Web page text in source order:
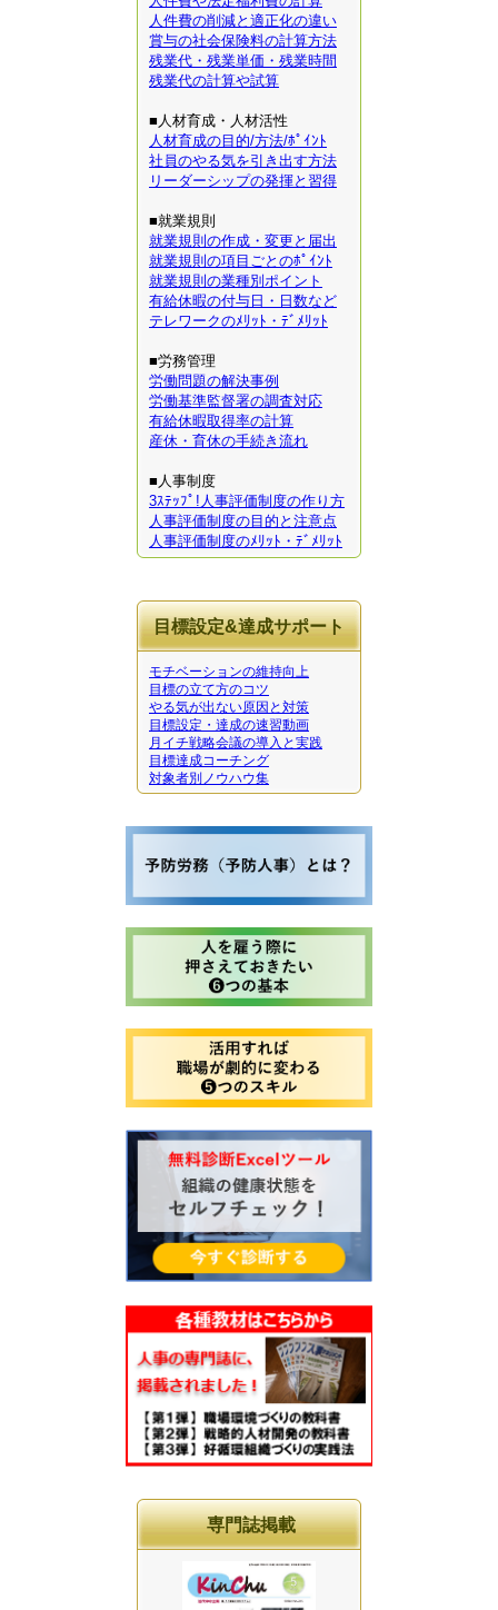
人件費の削減と適正化の違い
賞与の社会保険料の計算方法
残業代・残業単価・残業時間
残業代の計算や試算
■人材育成・人材活性
人材育成の目的/方法/ﾎﾟｲﾝﾄ
社員のやる気を引き出す方法
リーダーシップの発揮と習得
■就業規則
就業規則の作成・変更と届出
就業規則の項目ごとのﾎﾟｲﾝﾄ
就業規則の業種別ポイント
有給休暇の付与日・日数など
テレワークのﾒﾘｯﾄ・ﾃﾞﾒﾘｯﾄ
■労務管理
労働問題の解決事例
労働基準監督署の調査対応
有給休暇取得率の計算
産休・育休の手続き流れ
■人事制度
3ｽﾃｯﾌﾟ!人事評価制度の作り方
人事評価制度の目的と注意点
人事評価制度のﾒﾘｯﾄ・ﾃﾞﾒﾘｯﾄ
目標設定&達成サポート
モチベーションの維持向上
目標の立て方のコツ
やる気が出ない原因と対策
目標設定・達成の速習動画
月イチ戦略会議の導入と実践
目標達成コーチング
対象者別ノウハウ集
専門誌掲載